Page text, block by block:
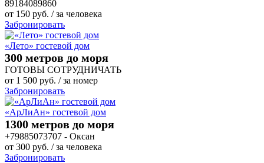
89184089860
от 150 руб. / за человека
Забронировать
«Лето» гостевой дом
300 метров до моря
ГОТОВЫ СОТРУДНИЧАТЬ
от 1 500 руб. / за номер
Забронировать
«АрЛиАн» гостевой дом
1300 метров до моря
+79885073707 - Оксан
от 300 руб. / за человека
Забронировать